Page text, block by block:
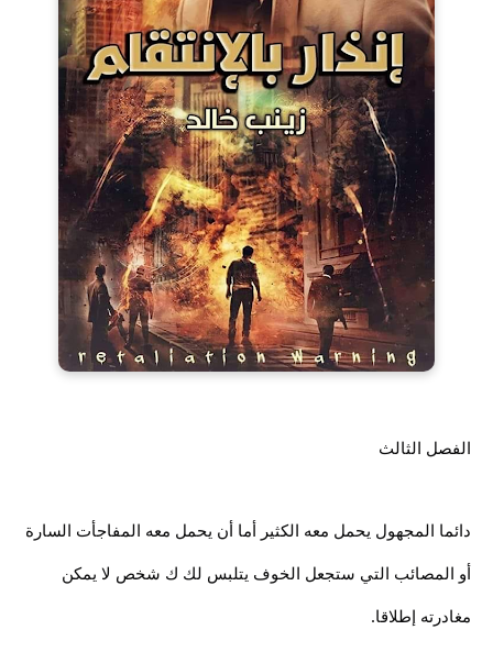
الفصل الثالث
دائما المجهول يحمل معه الكثير أما أن يحمل معه المفاجأت السارة
أو المصائب التي ستجعل الخوف يتلبس لك ك شخص لا يمكن
مغادرته إطلاقا.